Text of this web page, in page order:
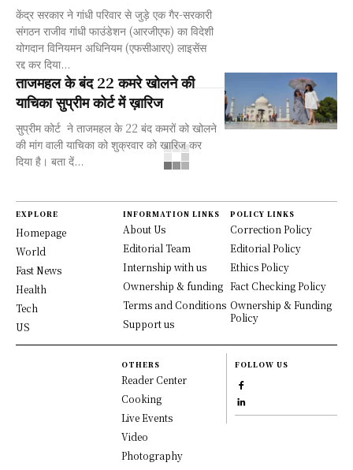
केंद्र सरकार ने गांधी परिवार से जुड़े एक गैर-सरकारी
संगठन राजीव गांधी फाउंडेशन (आरजीएफ) का विदेशी
योगदान विनियमन अधिनियम (एफसीआरए) लाइसेंस
रद्द कर दिया...
ताजमहल के बंद 22 कमरे खोलने की
याचिका सुप्रीम कोर्ट में ख़ारिज
सुप्रीम कोर्ट ने ताजमहल के 22 बंद कमरों को खोलने
की मांग वाली याचिका को शुक्रवार को खारिज कर
दिया है। बता दें...
EXPLORE
Homepage
World
Fast News
Health
Tech
US
INFORMATION LINKS
About Us
Editorial Team
Internship with us
Ownership & funding
Terms and Conditions
Support us
POLICY LINKS
Correction Policy
Editorial Policy
Ethics Policy
Fact Checking Policy
Ownership & Funding
Policy
OTHERS
Reader Center
Cooking
Live Events
Video
Photography
FOLLOW US